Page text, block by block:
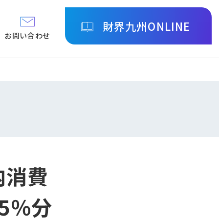
お問い合わせ
財界九州ONLINE
費
％分